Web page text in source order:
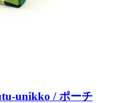
unikko / ポーチ